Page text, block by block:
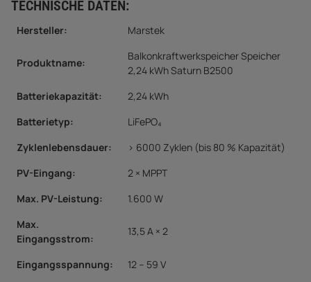
TECHNISCHE DATEN:
Hersteller: Marstek
Produktname:
Balkonkraftwerkspeicher Speicher
2,24 kWh Saturn B2500
Batteriekapazität:
2,24 kWh
Batterietyp:
LiFePO₄
Zyklenlebensdauer:
> 6000 Zyklen (bis 80 % Kapazität)
PV-Eingang:
2 × MPPT
Max. PV-Leistung:
1.600 W
Max.
Eingangsstrom:
13,5 A × 2
Eingangsspannung:
12 – 59 V